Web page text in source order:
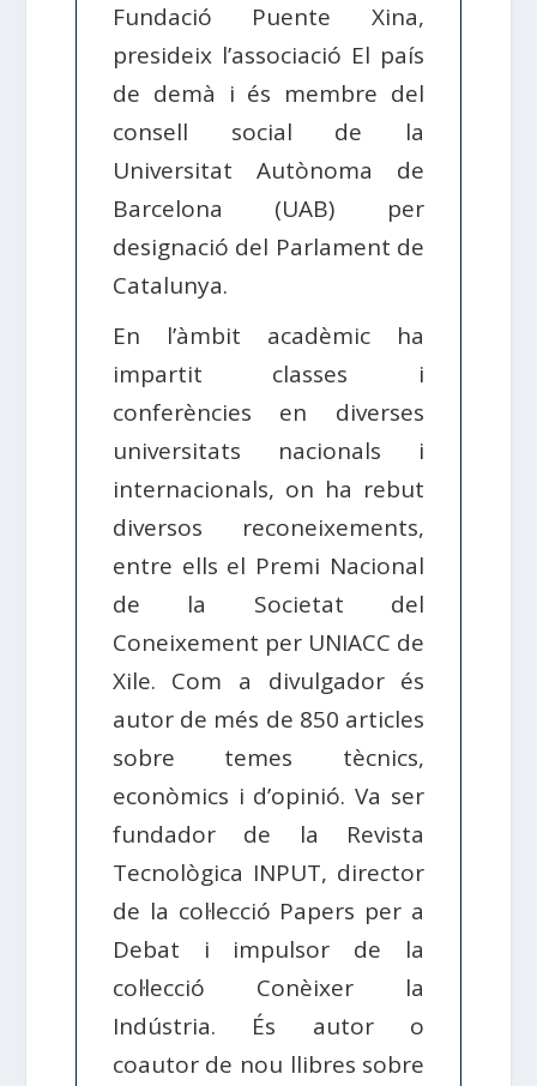
Fundació Puente Xina,
presideix l’associació El país
de demà i és membre del
consell social de la
Universitat Autònoma de
Barcelona (UAB) per
designació del Parlament de
Catalunya.
En l’àmbit acadèmic ha
impartit classes i
conferències en diverses
universitats nacionals i
internacionals, on ha rebut
diversos reconeixements,
entre ells el Premi Nacional
de la Societat del
Coneixement per UNIACC de
Xile. Com a divulgador és
autor de més de 850 articles
sobre temes tècnics,
econòmics i d’opinió. Va ser
fundador de la Revista
Tecnològica INPUT, director
de la col·lecció Papers per a
Debat i impulsor de la
col·lecció Conèixer la
Indústria. És autor o
coautor de nou llibres sobre